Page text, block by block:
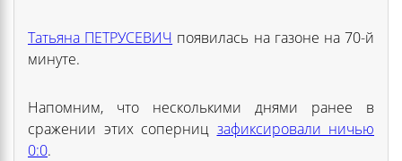
Татьяна ПЕТРУСЕВИЧ появилась на газоне на 70-й
минуте.
Напомним, что несколькими днями ранее в
сражении этих соперниц зафиксировали ничью
0:0.